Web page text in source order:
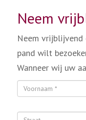
Neem
Neem
pand wilt
Wanneer wij uw